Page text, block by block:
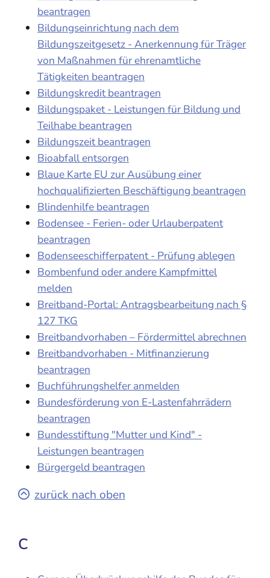
beantragen
Bildungseinrichtung nach dem
Bildungszeitgesetz - Anerkennung für Träger
von Maßnahmen für ehrenamtliche
Tätigkeiten beantragen
Bildungskredit beantragen
Bildungspaket - Leistungen für Bildung und
Teilhabe beantragen
Bildungszeit beantragen
Bioabfall entsorgen
Blaue Karte EU zur Ausübung einer
hochqualifizierten Beschäftigung beantragen
Blindenhilfe beantragen
Bodensee - Ferien- oder Urlauberpatent
beantragen
Bodenseeschifferpatent - Prüfung ablegen
Bombenfund oder andere Kampfmittel
melden
Breitband-Portal: Antragsbearbeitung nach §
127 TKG
Breitbandvorhaben – Fördermittel abrechnen
Breitbandvorhaben - Mitfinanzierung
beantragen
Buchführungshelfer anmelden
Bundesförderung von E-Lastenfahrrädern
beantragen
Bundesstiftung "Mutter und Kind" -
Leistungen beantragen
Bürgergeld beantragen
zurück nach oben
C